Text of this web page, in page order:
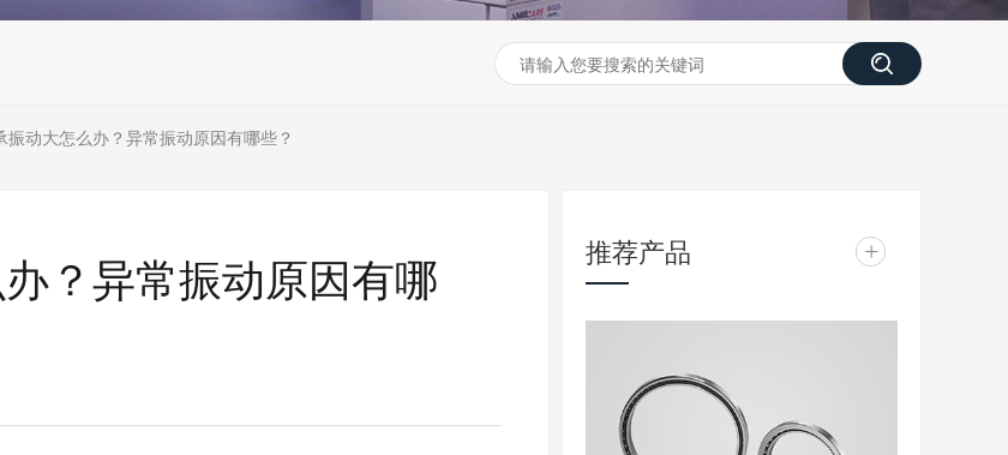
振动大怎么办？异常振动原因有哪些？
？异常振动原因有哪
推荐产品 +